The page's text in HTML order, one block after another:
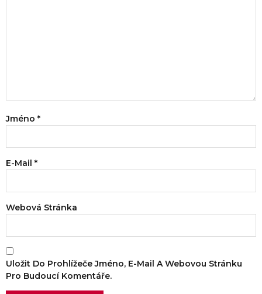
Jméno *
E-Mail *
Webová Stránka
Uložit Do Prohlížeče Jméno, E-Mail A Webovou Stránku
Pro Budoucí Komentáře.